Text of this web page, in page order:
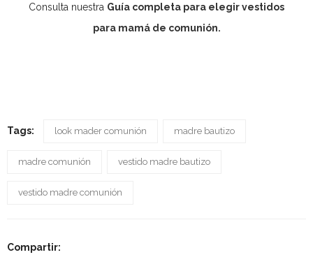
Consulta nuestra Guía completa para elegir vestidos
para mamá de comunión.
Tags: look mader comunión madre bautizo
madre comunión vestido madre bautizo
vestido madre comunión
Compartir: